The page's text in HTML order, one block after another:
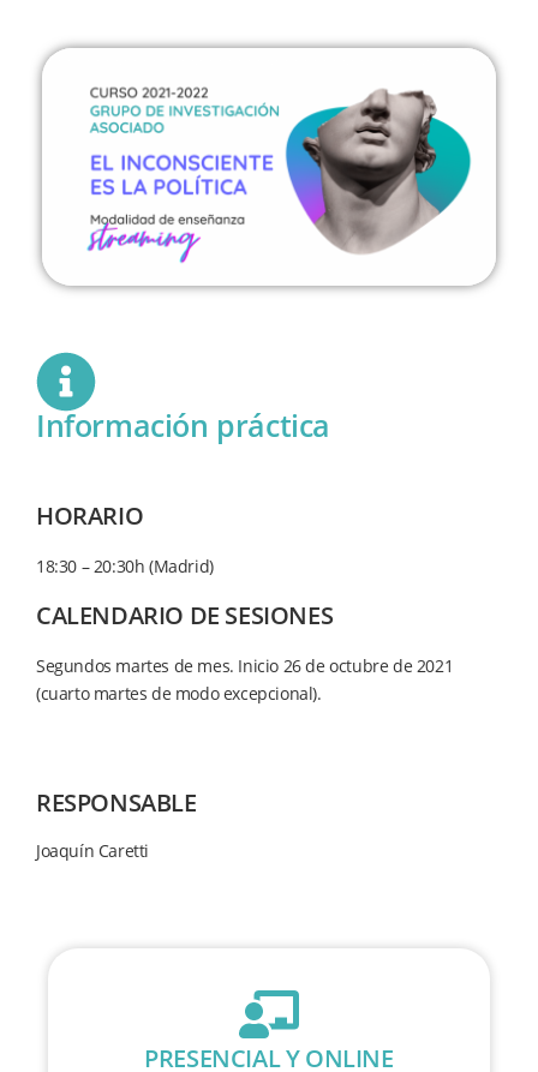
Información práctica
HORARIO
18:30 – 20:30h (Madrid)
CALENDARIO DE SESIONES
Segundos martes de mes. Inicio 26 de octubre de 2021
(cuarto martes de modo excepcional).
RESPONSABLE
Joaquín Caretti
PRESENCIAL Y ONLINE